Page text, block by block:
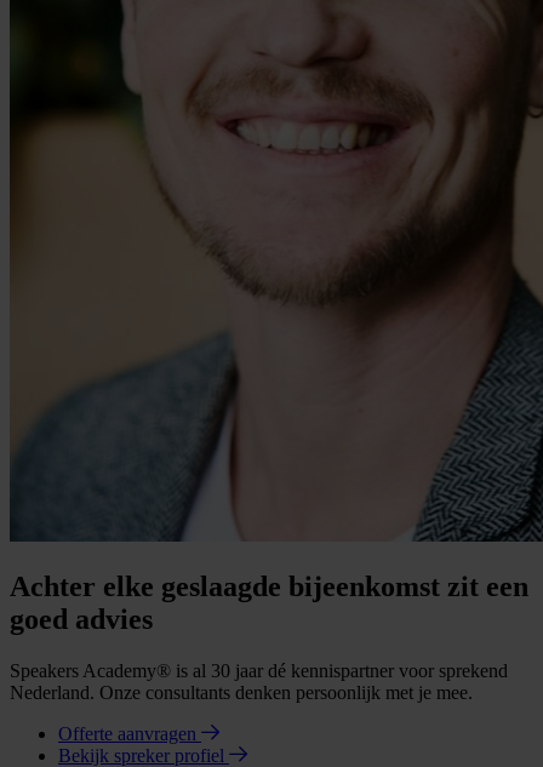
Achter elke geslaagde bijeenkomst zit een
goed advies
Speakers Academy® is al 30 jaar dé kennispartner voor sprekend
Nederland. Onze consultants denken persoonlijk met je mee.
Offerte aanvragen
Bekijk spreker profiel